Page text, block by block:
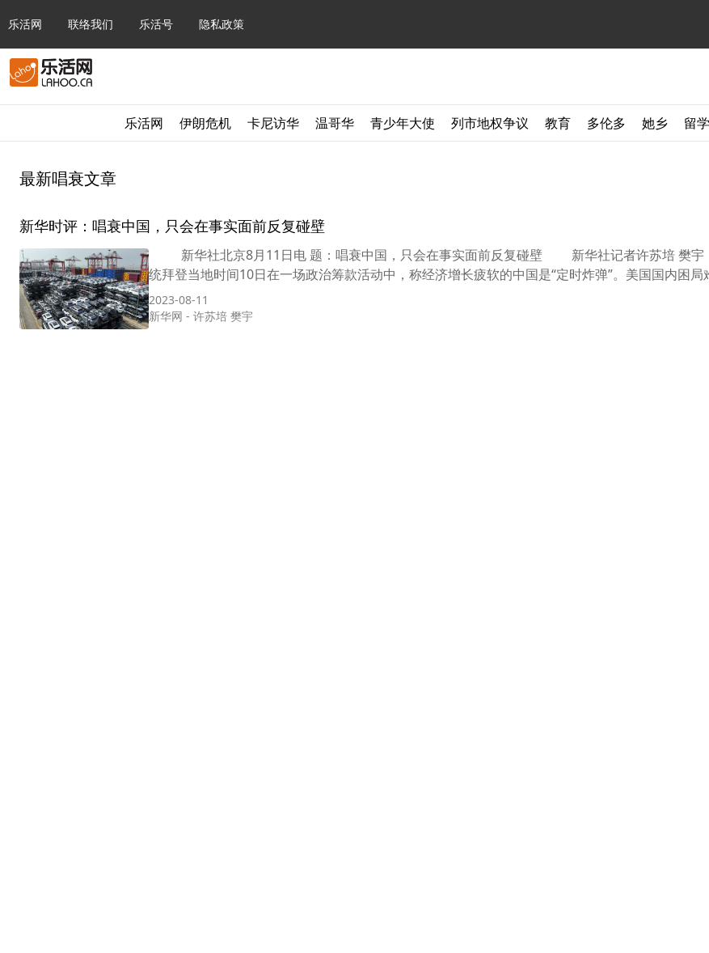
乐活网 联络我们 乐活号 隐私政策
乐活网 伊朗危机 卡尼访华 温哥华 青少年大使 列市地权争议 教育 多伦多 她乡 留学
最新唱衰文章
新华时评：唱衰中国，只会在事实面前反复碰壁
新华社北京8月11日电 题：唱衰中国，只会在事实面前反复碰壁 新华社记者许苏培
统拜登当地时间10日在一场政治筹款活动中，称经济增长疲软的中国是“定时炸弹”。美国国内困
2023-08-11
新华网 - 许苏培 樊宇